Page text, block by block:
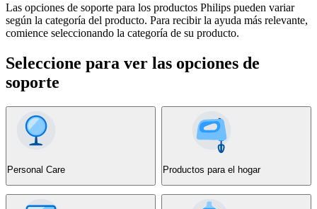
Las opciones de soporte para los productos Philips pueden variar
según la categoría del producto. Para recibir la ayuda más relevante,
comience seleccionando la categoría de su producto.
Seleccione para ver las opciones de
soporte
Personal Care Productos para el hogar